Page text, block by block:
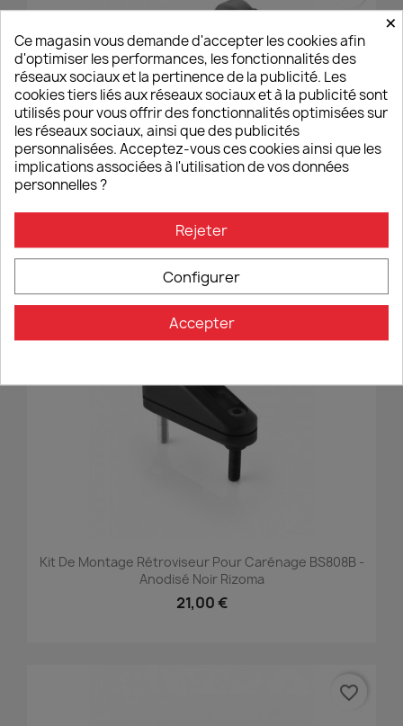
Kit De Montage Rétroviseur Pour Carénage Et
Obturateur Rétroviseur BS725B - Anodisé Noir Rizoma
42,00 €
Kit De Montage Rétroviseur Pour Carénage BS808B -
Anodisé Noir Rizoma
21,00 €
favorite_border
favorite_border
×
Ce magasin vous demande d'accepter les cookies afin
d'optimiser les performances, les fonctionnalités des
réseaux sociaux et la pertinence de la publicité. Les
cookies tiers liés aux réseaux sociaux et à la publicité sont
utilisés pour vous offrir des fonctionnalités optimisées sur
les réseaux sociaux, ainsi que des publicités
personnalisées. Acceptez-vous ces cookies ainsi que les
implications associées à l'utilisation de vos données
personnelles ?
Rejeter
Configurer
Accepter